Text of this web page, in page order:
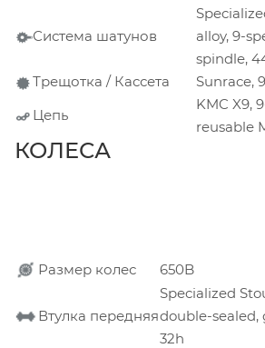
Система шатунов
alloy, 9-
spindle,
Трещотка / Кассета
Sunrace,
Цепь
KMC X9,
reusable
КОЛЕСА
Размер колес 650B
Втулка передняя
Specialized
double-sealed,
32h